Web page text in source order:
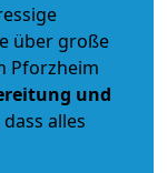
über große
Pforzheim
und
alles